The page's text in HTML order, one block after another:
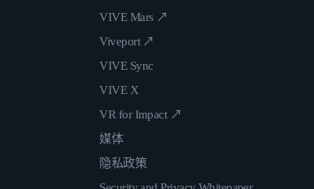
VIVE Mars ↗
Viveport ↗
VIVE Sync
VIVE X
VR for Impact ↗
媒体
隐私政策